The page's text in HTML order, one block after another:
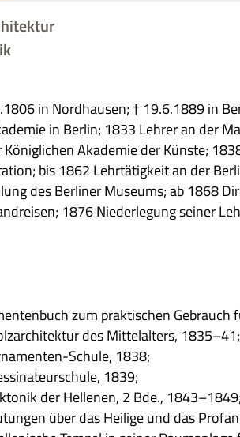
in Nord­hau­sen; † 19.6.1889 in
in Ber­lin; 1833 Leh­rer an der
König­li­chen Aka­de­mie der Kün­ste;
bis 1862 Lehr­tä­tig­keit an der
des Ber­li­ner Muse­ums; ab 1868
1876 Nie­der­le­gung sei­ner
zum prak­ti­schen
des Mit­tel­al­ters, 1835–41;
Schule, 1838;
1839;
der Hel­le­nen, 2 Bde., 1843–1849;
über das Hei­lige und das